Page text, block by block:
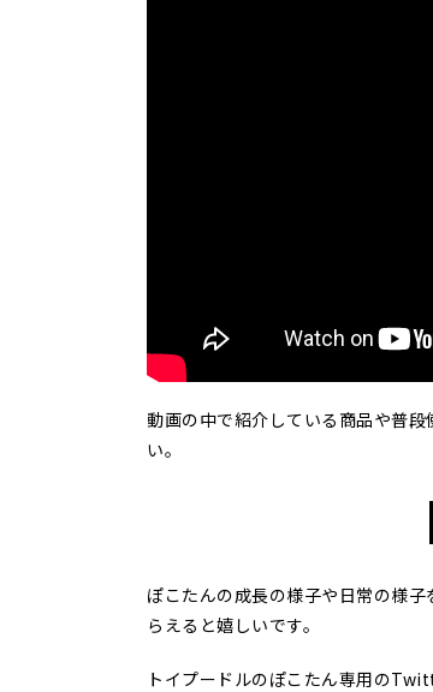
動画の中で紹介している商品や普
い。
ぽこたんの成長の様子や日常の様
らえると嬉しいです。
トイプードルのぽこたん専用の